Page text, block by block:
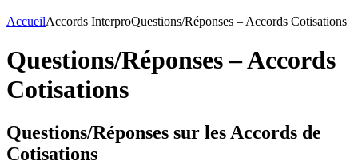
AccueilAccords InterproQuestions/Réponses – Accords Cotisations
Questions/Réponses – Accords
Cotisations
Questions/Réponses sur les Accords de
Cotisations